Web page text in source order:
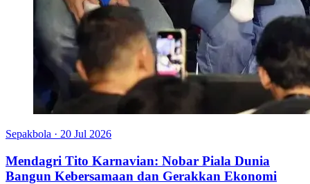
Sepakbola · 20 Jul 2026
Mendagri Tito Karnavian: Nobar Piala Dunia
Bangun Kebersamaan dan Gerakkan Ekonomi